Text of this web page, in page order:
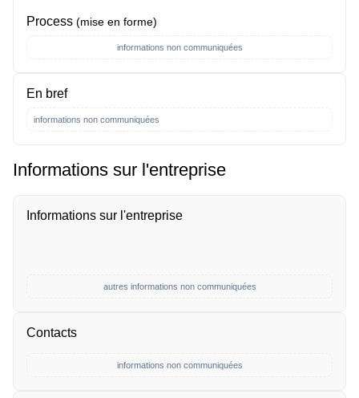
Process (mise en forme)
informations non communiquées
En bref
informations non communiquées
Informations sur l'entreprise
Informations sur l'entreprise
autres informations non communiquées
Contacts
informations non communiquées